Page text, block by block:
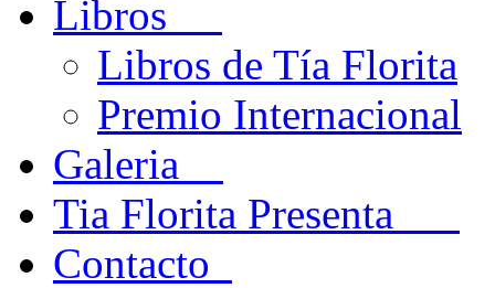
Libros
Libros de Tía Florita
Premio Internacional
Galeria
Tia Florita Presenta
Contacto